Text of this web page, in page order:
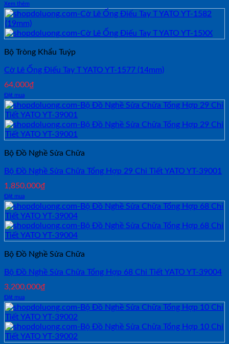
Xem thêm
Bộ Tròng Khẩu Tuýp
Cờ Lê Ống Điếu Tay T YATO YT-1577 (14mm)
64,000₫
Đặt mua
Bộ Đồ Nghề Sửa Chữa
Bộ Đồ Nghề Sửa Chữa Tổng Hợp 29 Chi Tiết YATO YT-39001
1,850,000₫
Đặt mua
Bộ Đồ Nghề Sửa Chữa
Bộ Đồ Nghề Sửa Chữa Tổng Hợp 68 Chi Tiết YATO YT-39004
3,200,000₫
Đặt mua